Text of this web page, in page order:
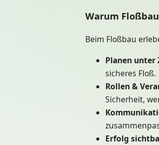
Warum
Beim Floßbau
Planen unter
sicheres Floß.
Rollen &
Sicherheit,
Erfolg